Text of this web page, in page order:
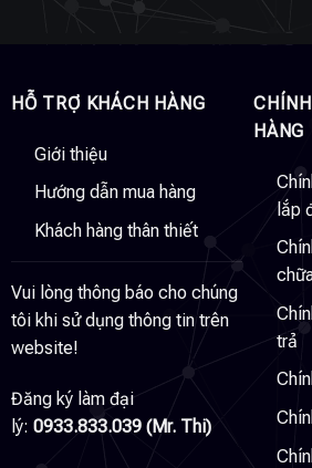
HỖ TRỢ KHÁCH HÀNG
Giới thiệu
Hướng dẫn mua hàng
Khách hàng thân thiết
Vui lòng thông báo cho chúng
tôi khi sử dụng thông tin trên
website!
Đăng ký làm đại
lý: 0933.833.039 (Mr. Thi)
HÀNG
lắp
trả